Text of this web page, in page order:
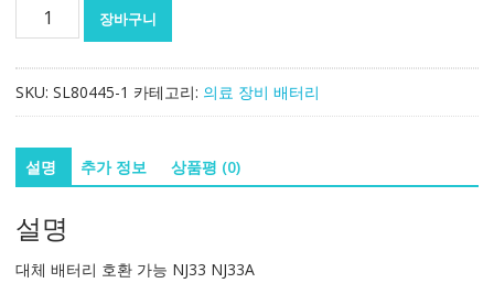
리
환
가
NJ33
NJ33A
수
장바구니
SKU: SL80445-1 카테고리: 의료 장비 배터리
설명 추가 정보 상품평 (0)
설명
대체 배터리 호환 가능 NJ33 NJ33A